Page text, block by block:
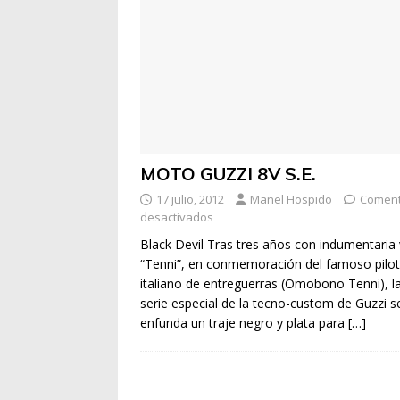
MOTO GUZZI 8V S.E.
17 julio, 2012 Manel Hospido
desactivados
Black Devil Tras tres años con indumentaria
“Tenni”, en conmemoración del famoso
italiano de entreguerras (Omobono Tenni), la
serie especial de la tecno-custom de Guzzi
enfunda un traje negro y plata para […]